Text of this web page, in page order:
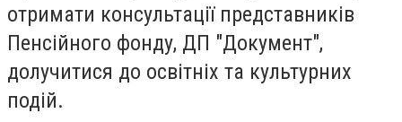
отримати консультації представників
Пенсійного фонду, ДП "Документ",
долучитися до освітніх та культурних
подій.